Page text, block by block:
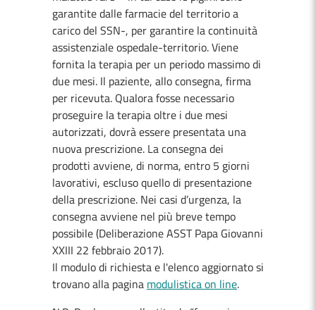
garantite dalle farmacie del territorio a
carico del SSN-, per garantire la continuità
assistenziale ospedale-territorio. Viene
fornita la terapia per un periodo massimo di
due mesi. Il paziente, allo consegna, firma
per ricevuta. Qualora fosse necessario
proseguire la terapia oltre i due mesi
autorizzati, dovrà essere presentata una
nuova prescrizione. La consegna dei
prodotti avviene, di norma, entro 5 giorni
lavorativi, escluso quello di presentazione
della prescrizione. Nei casi d’urgenza, la
consegna avviene nel più breve tempo
possibile (Deliberazione ASST Papa Giovanni
XXIII 22 febbraio 2017).
Il modulo di richiesta e l'elenco aggiornato si
trovano alla pagina modulistica on line.